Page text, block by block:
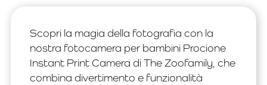
Scopri la magia della fotografia con la
nostra fotocamera per bambini Procione
Instant Print Camera di The Zoofamily, che
combina divertimento e funzionalità